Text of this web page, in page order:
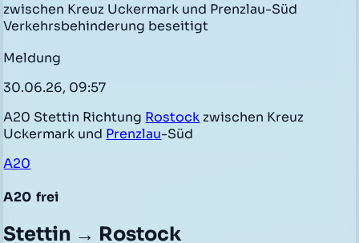
zwischen Kreuz Uckermark und Prenzlau-Süd
Verkehrsbehinderung beseitigt
Meldung
30.06.26, 09:57
A20 Stettin Richtung Rostock zwischen Kreuz
Uckermark und Prenzlau-Süd
A20
A20 frei
Stettin → Rostock